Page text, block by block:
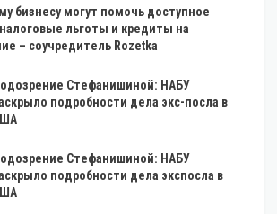
бизнесу могут помочь доступное
льготы и кредиты на
– соучредитель Rozetka
Стефанишиной: НАБУ
подробности дела экс-посла в
Стефанишиной: НАБУ
подробности дела экспосла в